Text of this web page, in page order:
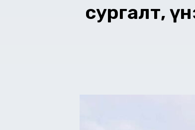
сургалт,